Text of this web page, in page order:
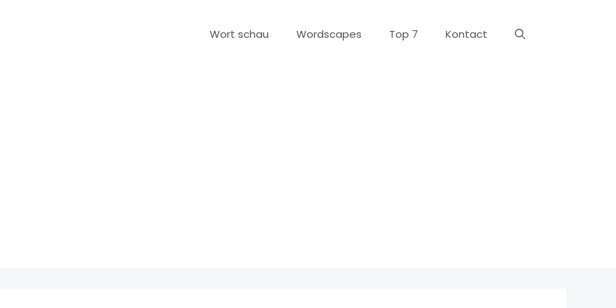
Wort schau Wordscapes Top 7 Kontact